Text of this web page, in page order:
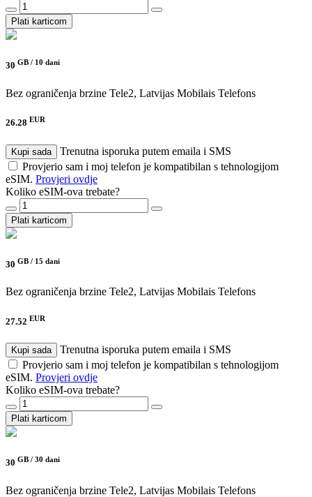
Plati karticom
30 GB / 10 dani
Bez ograničenja brzine Tele2, Latvijas Mobilais Telefons
26.28 EUR
Kupi sada
Trenutna isporuka putem emaila i SMS
Provjerio sam i moj telefon je kompatibilan s tehnologijom
eSIM. Provjeri ovdje
Koliko eSIM-ova trebate?
Plati karticom
30 GB / 15 dani
Bez ograničenja brzine Tele2, Latvijas Mobilais Telefons
27.52 EUR
Kupi sada
Trenutna isporuka putem emaila i SMS
Provjerio sam i moj telefon je kompatibilan s tehnologijom
eSIM. Provjeri ovdje
Koliko eSIM-ova trebate?
Plati karticom
30 GB / 30 dani
Bez ograničenja brzine Tele2, Latvijas Mobilais Telefons